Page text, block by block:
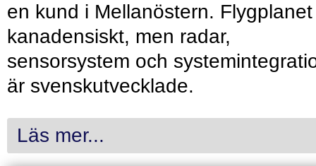
en kund i Mellanöstern.
kanadensiskt, men radar,
sensorsystem och
är svenskutvecklade.
Läs mer...